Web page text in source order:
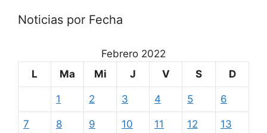
Noticias por Fecha
Febrero 2022
L
Ma Mi J V S D
1 2 3 4 5 6
7 8 9 10 11 12 13